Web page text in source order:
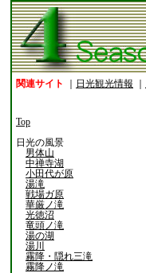
関連サイト 日光観光情報
Top
日光の風景
男体山
中禅寺湖
小田代が原
湯滝
戦場ガ原
華厳ノ滝
光徳沼
竜頭ノ滝
湯の湖
湯川
霧降・隠れ三滝
霧降ノ滝